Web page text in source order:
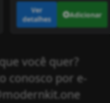
Ver
detalhes
Adicionar
você quer?
conosco por e-